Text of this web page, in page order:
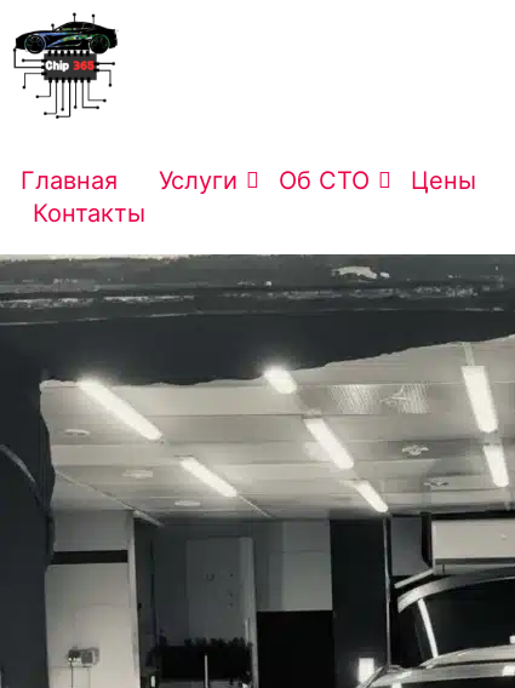
Главная Услуги Об СТО Цены
Контакты